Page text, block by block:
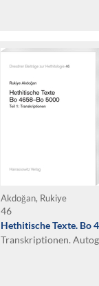
Akdoğan, Rukiye
46
Hethitische Texte. Bo
Transkriptionen.